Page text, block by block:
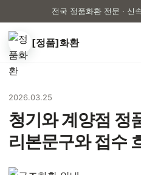
전국 정품화환 전문 · 신
[정품]화환
2026.03.25
청기와 계양점 정
리본문구와 접수